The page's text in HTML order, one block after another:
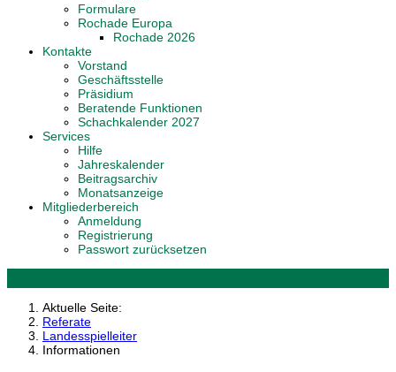
Formulare
Rochade Europa
Rochade 2026
Kontakte
Vorstand
Geschäftsstelle
Präsidium
Beratende Funktionen
Schachkalender 2027
Services
Hilfe
Jahreskalender
Beitragsarchiv
Monatsanzeige
Mitgliederbereich
Anmeldung
Registrierung
Passwort zurücksetzen
Aktuelle Seite:
Referate
Landesspielleiter
Informationen